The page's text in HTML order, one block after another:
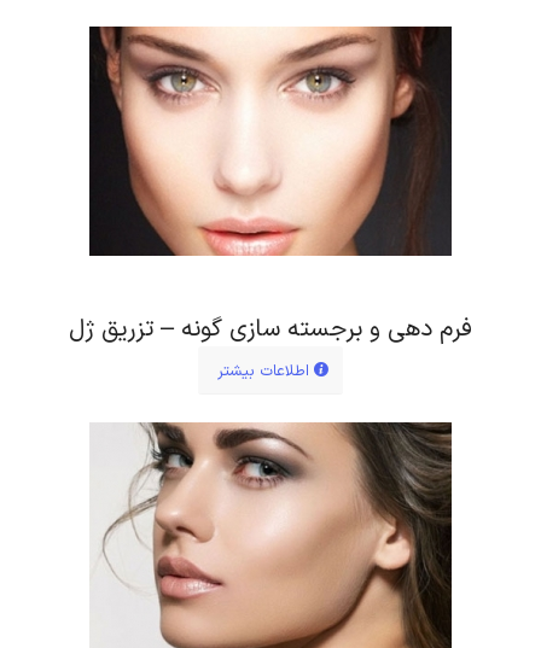
فرم دهی و برجسته سازی گونه – تزریق ژل
اطلاعات بیشتر